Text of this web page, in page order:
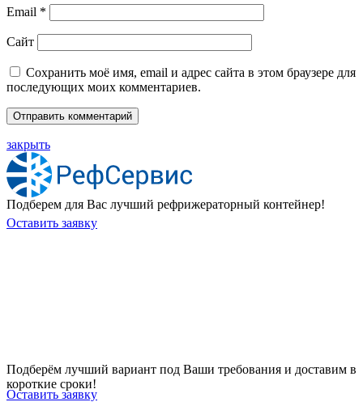
Email *
Сайт
Сохранить моё имя, email и адрес сайта в этом браузере для
последующих моих комментариев.
закрыть
Подберем для Вас лучший рефрижераторный контейнер!
Оставить заявку
Подберём лучший вариант под Ваши требования и доставим в
короткие сроки!
Оставить заявку